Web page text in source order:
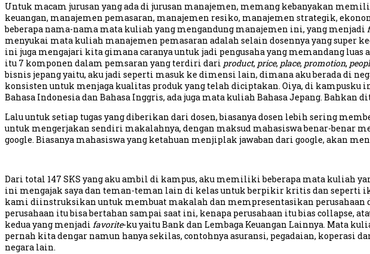
Untuk macam jurusan yang ada di jurusan manajemen, memang kebanyakan
keuangan, manajemen pemasaran, manajemen resiko, manajemen strategik,
beberapa nama-nama mata kuliah yang mengandung manajemen ini, yang menjadi
menyukai mata kuliah manajemen pemasaran adalah selain dosennya yang super
ini juga mengajari kita gimana caranya untuk jadi pengusaha yang memandang luas
itu 7 komponen dalam pemsaran yang terdiri dari product, price, place, promotion,
bisnis jepang yaitu, aku jadi seperti masuk ke dimensi lain, dimana aku berada di
konsisten untuk menjaga kualitas produk yang telah diciptakan. Oiya, di
Bahasa Indonesia dan Bahasa Inggris, ada juga mata kuliah Bahasa Jepang. Bahkan
Lalu untuk setiap tugas yang diberikan dari dosen, biasanya dosen lebih sering
untuk mengerjakan sendiri makalahnya, dengan maksud mahasiswa benar-benar
google. Biasanya mahasiswa yang ketahuan menjiplak jawaban dari google, akan
Dari total 147 SKS yang aku ambil di kampus, aku memiliki beberapa mata kuliah
ini mengajak saya dan teman-teman lain di kelas untuk berpikir kritis dan seperti
kami diinstruksikan untuk membuat makalah dan mempresentasikan perusahaan
perusahaan itu bisa bertahan sampai saat ini, kenapa perusahaan itu bias collapse,
kedua yang menjadi favorite-ku yaitu Bank dan Lembaga Keuangan Lainnya. Mata
pernah kita dengar namun hanya sekilas, contohnya asuransi, pegadaian, koperasi
negara lain.